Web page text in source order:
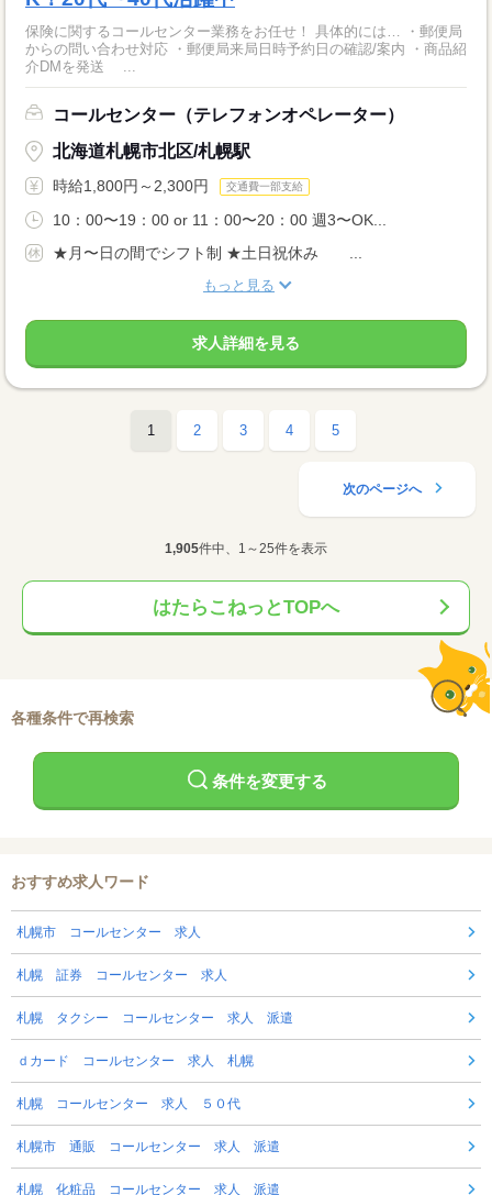
保険に関するコールセンター業務をお任せ！ 具体的には… ・郵便局
からの問い合わせ対応 ・郵便局来局日時予約日の確認/案内 ・商品紹
コールセンター（テレフォンオペレーター）
北海道札幌市北区/札幌駅
時給1,800円～2,300円 交通費一部支給
10：00〜19：00 or 11：00〜20：00 週3〜OK...
★月〜日の間でシフト制 ★土日祝休み ...
もっと見る
求人詳細を見る
1 2 3 4 5
次のページへ
1,905件中、1～25件を表示
はたらこねっとTOPへ
各種条件で再検索
条件を変更する
おすすめ求人ワード
札幌市 コールセンター 求人
札幌 証券 コールセンター 求人
札幌 タクシー コールセンター 求人 派遣
ｄカード コールセンター 求人 札幌
札幌 コールセンター 求人 ５０代
札幌市 通販 コールセンター 求人 派遣
札幌 化粧品 コールセンター 求人 派遣